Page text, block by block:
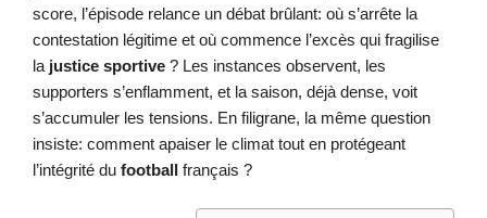
score, l’épisode relance un débat brûlant: où s’arrête la
contestation légitime et où commence l’excès qui fragilise
la justice sportive ? Les instances observent, les
supporters s’enflamment, et la saison, déjà dense, voit
s’accumuler les tensions. En filigrane, la même question
insiste: comment apaiser le climat tout en protégeant
l’intégrité du football français ?